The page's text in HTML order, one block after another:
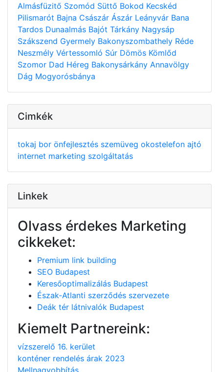
Almásfüzitő Szomód Süttő Bokod Kecskéd
Pilismarót Bajna Császár Ászár Leányvár Bana
Tardos Dunaalmás Bajót Tárkány Nagysáp
Szákszend Gyermely Bakonyszombathely Réde
Neszmély Vértessomló Súr Dömös Kömlőd
Szomor Dad Héreg Bakonysárkány Annavölgy
Dág Mogyorósbánya
Cimkék
tokaj bor önfejlesztés szemüveg okostelefon ajtó
internet marketing szolgáltatás
Linkek
Olvass érdekes Marketing
cikkeket:
Premium link building
SEO Budapest
Keresőoptimalizálás Budapest
Észak-Atlanti szerződés szervezete
Deák tér látnivalók Budapest
Kiemelt Partnereink:
vízszerelő 16. kerület
konténer rendelés árak 2023
Mellnagyobbítás